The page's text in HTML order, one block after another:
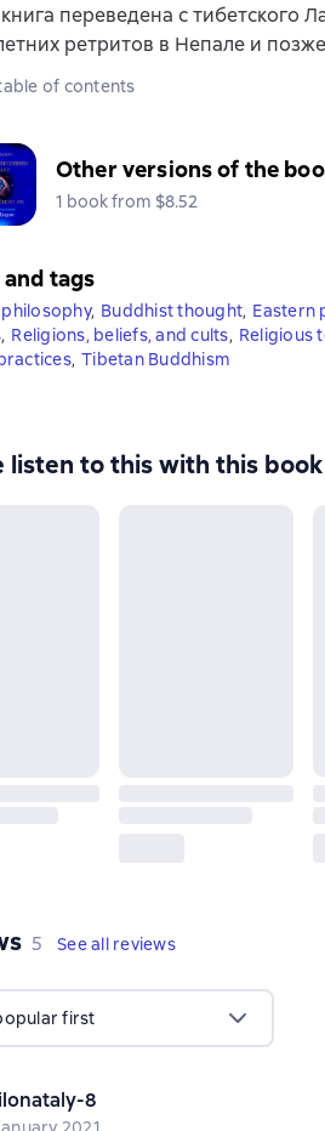
переведена с
ретритов в Непале и
of contents
Other versions of the
1 book from $8.52
and tags
, Buddhist thought, Eastern
, Religions, beliefs, and cults, Religious
, Tibetan Buddhism
listen to this with this book
5 reviews
5 See all reviews
first
8